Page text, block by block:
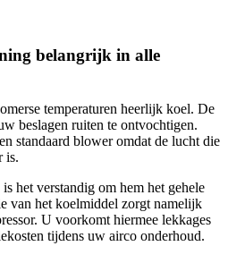
belangrijk in alle
temperaturen heerlijk koel. De
beslagen ruiten te ontvochtigen.
standaard blower omdat de lucht die
is.
het verstandig om hem het gehele
van het koelmiddel zorgt namelijk
U voorkomt hiermee lekkages
tijdens uw airco onderhoud.